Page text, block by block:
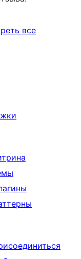
всеотзывы